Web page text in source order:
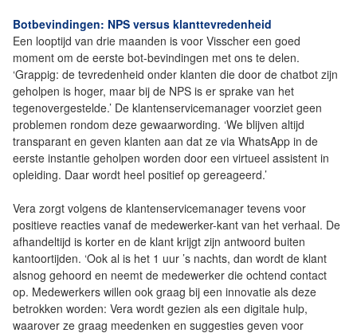
Botbevindingen: NPS versus klanttevredenheid
Een looptijd van drie maanden is voor Visscher een goed
moment om de eerste bot-bevindingen met ons te delen.
‘Grappig: de tevredenheid onder klanten die door de chatbot zijn
geholpen is hoger, maar bij de NPS is er sprake van het
tegenovergestelde.’ De klantenservicemanager voorziet geen
problemen rondom deze gewaarwording. ‘We blijven altijd
transparant en geven klanten aan dat ze via WhatsApp in de
eerste instantie geholpen worden door een virtueel assistent in
opleiding. Daar wordt heel positief op gereageerd.’
Vera zorgt volgens de klantenservicemanager tevens voor
positieve reacties vanaf de medewerker-kant van het verhaal. De
afhandeltijd is korter en de klant krijgt zijn antwoord buiten
kantoortijden. ‘Ook al is het 1 uur ’s nachts, dan wordt de klant
alsnog gehoord en neemt de medewerker die ochtend contact
op. Medewerkers willen ook graag bij een innovatie als deze
betrokken worden: Vera wordt gezien als een digitale hulp,
waarover ze graag meedenken en suggesties geven voor